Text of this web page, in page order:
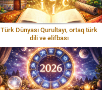
Türk Dünyası Qurultayı, ortaq türk
dili və əlifbası